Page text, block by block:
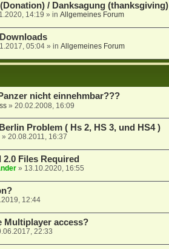
/ Danksagung (thanksgiving)
14:19 » in Allgemeines Forum
05:04» in Allgemeines Forum
nicht einnehmbar???
» 20.02.2008, 16:09
Problem ( Hs 2, HS 3, und HS4 )
» 20.08.2011, 16:37
2.0 Files Required
» 13.10.2020, 16:55
12:44
Multiplayer access?
22:33